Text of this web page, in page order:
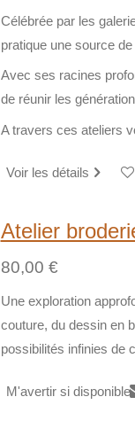
Célébrée par les
pratique une source
Avec ses racines
de réunir les
A travers ces ateliers
Voir les détails
Atelier
80,00 €
Une exploration
couture, du dessin en
possibilités infinies de
M'avertir si disponible